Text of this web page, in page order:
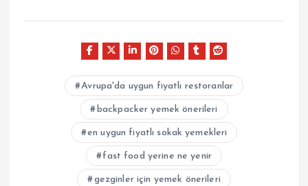
Avrupa'da uygun fiyatlı restoranlar
backpacker yemek önerileri
en uygun fiyatlı sokak yemekleri
fast food yerine ne yenir
gezginler için yemek önerileri